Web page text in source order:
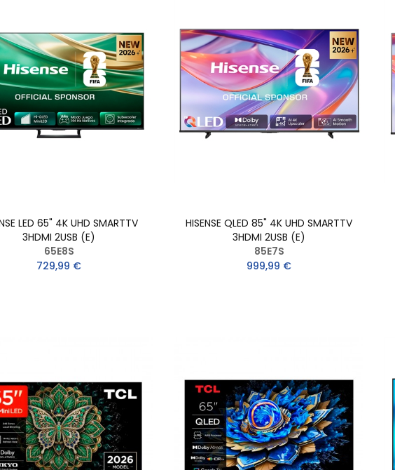
LED 65" 4K UHD SMARTTV
3HDMI 2USB (E)
65E8S
729,99 €
HISENSE QLED 85" 4K UHD SMARTTV
3HDMI 2USB (E)
85E7S
999,99 €